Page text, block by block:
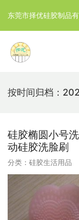
按时间归档：
硅胶椭圆小号
动硅胶洗脸刷
分类： 硅胶生活用品
东莞市择优硅胶制品